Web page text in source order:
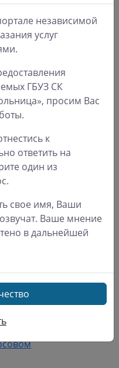
2012
0.26 Мб
независимой
услуг
ГБУЗ СК
просим Вас
к
ответить на
один из
свое имя, Ваши
Ваше мнение
в дальнейшей